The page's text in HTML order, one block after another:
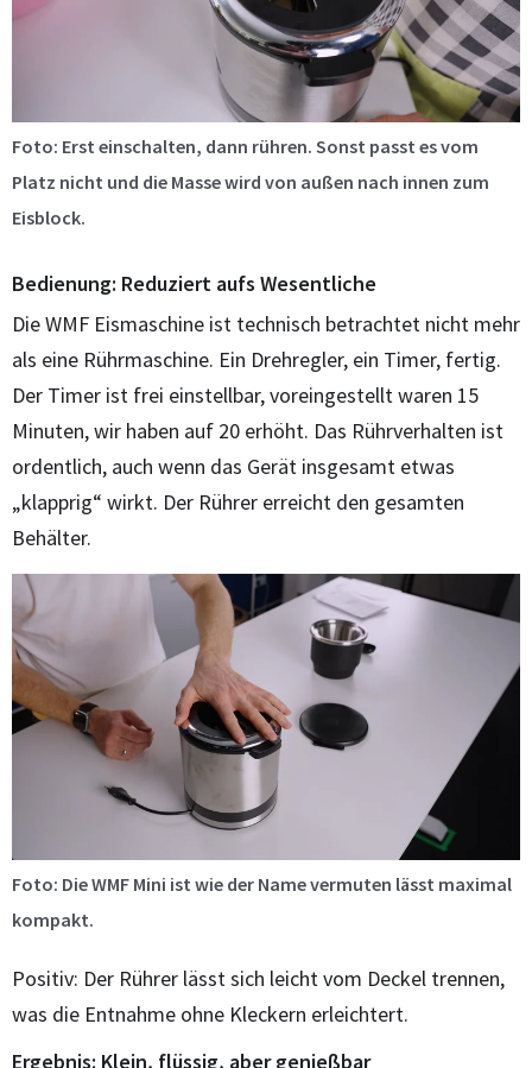
Foto: Erst einschalten, dann rühren. Sonst passt es vom
Platz nicht und die Masse wird von außen nach innen zum
Eisblock.
Bedienung: Reduziert aufs Wesentliche
Die WMF Eismaschine ist technisch betrachtet nicht mehr
als eine Rührmaschine. Ein Drehregler, ein Timer, fertig.
Der Timer ist frei einstellbar, voreingestellt waren 15
Minuten, wir haben auf 20 erhöht. Das Rührverhalten ist
ordentlich, auch wenn das Gerät insgesamt etwas
„klapprig“ wirkt. Der Rührer erreicht den gesamten
Behälter.
Foto: Die WMF Mini ist wie der Name vermuten lässt maximal
kompakt.
Positiv: Der Rührer lässt sich leicht vom Deckel trennen,
was die Entnahme ohne Kleckern erleichtert.
Ergebnis: Klein, flüssig, aber genießbar